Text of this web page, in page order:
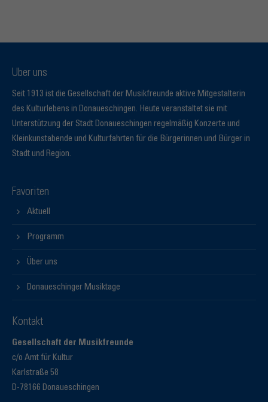
Über uns
Seit 1913 ist die Gesellschaft der Musikfreunde aktive Mitgestalterin
des Kulturlebens in Donaueschingen. Heute veranstaltet sie mit
Unterstützung der Stadt Donaueschingen regelmäßig Konzerte und
Kleinkunstabende und Kulturfahrten für die Bürgerinnen und Bürger in
Stadt und Region.
Favoriten
Aktuell
Programm
Über uns
Donaueschinger Musiktage
Kontakt
Gesellschaft der Musikfreunde
c/o Amt für Kultur
Karlstraße 58
D-78166 Donaueschingen